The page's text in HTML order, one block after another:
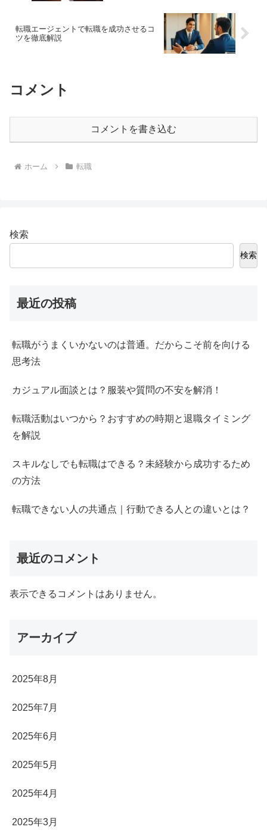
転職エージェントで転職を成功させるコ
ツを徹底解説
コメント
コメントを書き込む
ホーム 転職
検索
検索
最近の投稿
転職がうまくいかないのは普通。だからこそ前を向ける
思考法
カジュアル面談とは？服装や質問の不安を解消！
転職活動はいつから？おすすめの時期と退職タイミング
を解説
スキルなしでも転職はできる？未経験から成功するため
の方法
転職できない人の共通点｜行動できる人との違いとは？
最近のコメント
表示できるコメントはありません。
アーカイブ
2025年8月
2025年7月
2025年6月
2025年5月
2025年4月
2025年3月